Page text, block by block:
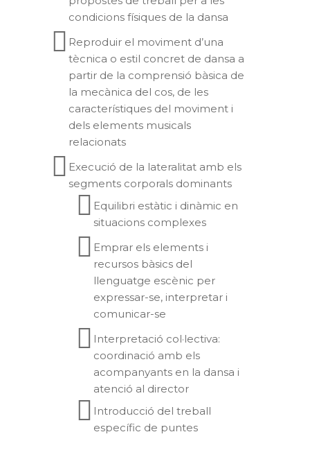
condicions físiques de la dansa
Reproduir el moviment d’una
tècnica o estil concret de dansa a
partir de la comprensió bàsica de
la mecànica del cos, de les
característiques del moviment i
dels elements musicals
relacionats
Execució de la lateralitat amb els
segments corporals dominants
Equilibri estàtic i dinàmic en
situacions complexes
Emprar els elements i
recursos bàsics del
llenguatge escènic per
expressar-se, interpretar i
comunicar-se
Interpretació col·lectiva:
coordinació amb els
acompanyants en la dansa i
atenció al director
Introducció del treball
específic de puntes